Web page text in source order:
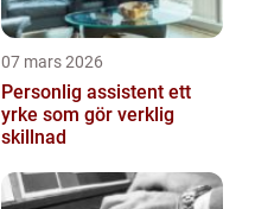
07 mars 2026
Personlig assistent ett
yrke som gör verklig
skillnad